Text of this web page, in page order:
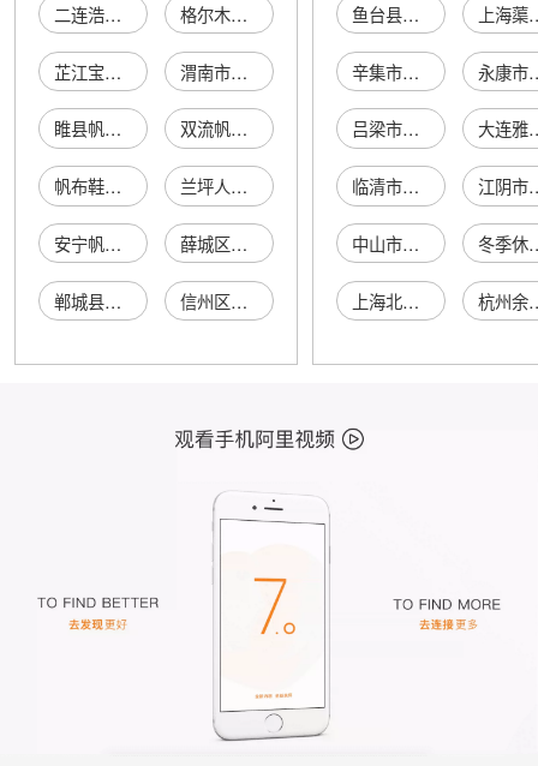
二连浩特市彦清时尚休闲帆布鞋店 格尔木一步赢休闲时尚帆布鞋经营店
芷江宝诚潮步潮流休闲时尚帆布鞋店 渭南市高新区朱永诚休闲运动帆布鞋店
睢县帆布鞋店 双流帆布鞋店
帆布鞋专卖 兰坪人本帆布鞋鞋店
安宁帆布鞋年代鞋店 薛城区鞋模帆布鞋店
郸城县人本帆布鞋鞋店 信州区好鞋子帆布鞋店
鱼台县圆真食品店 上海蕖泉
辛集市贝聪母婴店 永康市古山
吕梁市离石区烟雾冰激凌冷饮店 大连雅洁
临清市庆料轴承有限公司 江阴市
中山市顺威商贸有限公司 冬季
上海北爱机电设备有限公司 杭州余杭区余